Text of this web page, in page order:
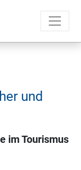
und
im Tourismus